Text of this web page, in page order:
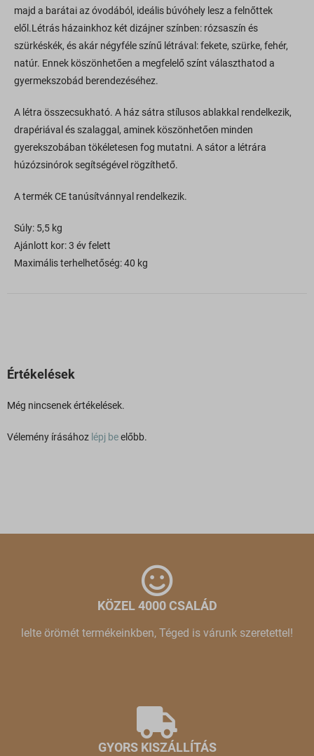
majd a barátai az óvodából, ideális búvóhely lesz a felnőttek
elől.Létrás házainkhoz két dizájner színben: rózsaszín és
szürkéskék, és akár négyféle színű létrával: fekete, szürke, fehér,
natúr. Ennek köszönhetően a megfelelő színt választhatod a
gyermekszobád berendezéséhez.
A létra összecsukható. A ház sátra stílusos ablakkal rendelkezik,
drapériával és szalaggal, aminek köszönhetően minden
gyerekszobában tökéletesen fog mutatni. A sátor a létrára
húzózsinórok segítségével rögzíthető.
A termék CE tanúsítvánnyal rendelkezik.
Súly: 5,5 kg
Ajánlott kor: 3 év felett
Maximális terhelhetőség: 40 kg
Értékelések
Még nincsenek értékelések.
Vélemény írásához lépj beelőbb.
KÖZEL 4000 CSALÁD
lelte örömét termékeinkben, Téged is várunk szeretettel!
GYORS KISZÁLLÍTÁS